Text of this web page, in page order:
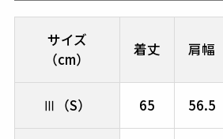
サイズ
（cm）
着丈 肩幅
Ⅲ（S） 65 56.5